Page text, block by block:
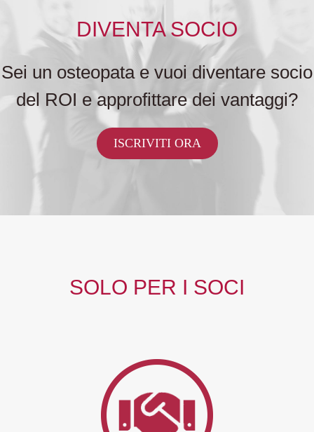
DIVENTA SOCIO
Sei un osteopata e vuoi diventare socio
del ROI e approfittare dei vantaggi?
ISCRIVITI ORA
SOLO PER I SOCI